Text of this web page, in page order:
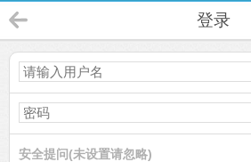
登录
安全提问(未设置请忽略)